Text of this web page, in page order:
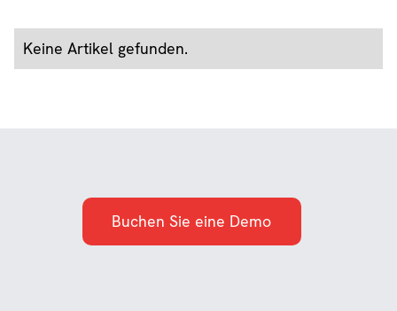
Keine Artikel gefunden.
Buchen Sie eine Demo